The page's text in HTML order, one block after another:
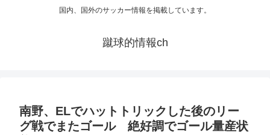
国内、国外のサッカー情報を掲載しています。
蹴球的情報ch
南野、ELでハットトリックした後のリー
グ戦でまたゴール 絶好調でゴール量産状